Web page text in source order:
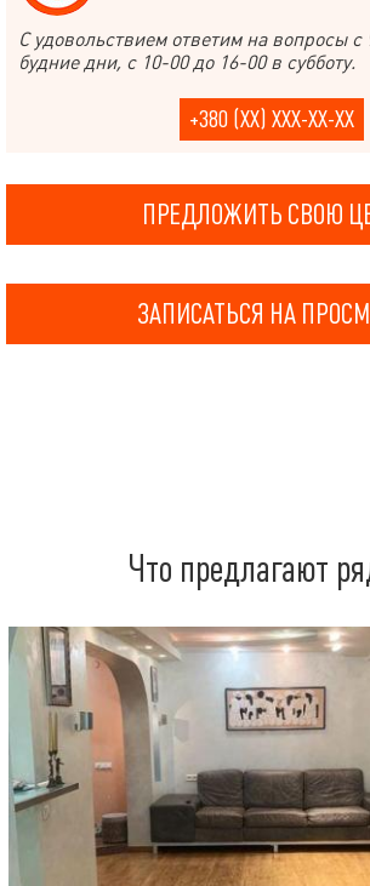
С удовольствием ответим на вопросы с
будние дни, с 10-00 до 16-00 в субботу.
+380 (XX) XXX-XX-XX
ПРЕДЛОЖИТЬ СВОЮ
ЗАПИСАТЬСЯ НА
Что предлагают